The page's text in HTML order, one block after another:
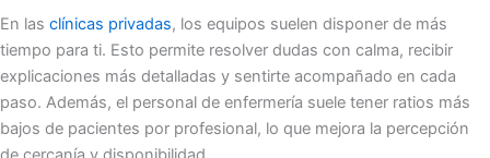
En las clínicas privadas, los equipos suelen disponer de más
tiempo para ti. Esto permite resolver dudas con calma, recibir
explicaciones más detalladas y sentirte acompañado en cada
paso. Además, el personal de enfermería suele tener ratios más
bajos de pacientes por profesional, lo que mejora la percepción